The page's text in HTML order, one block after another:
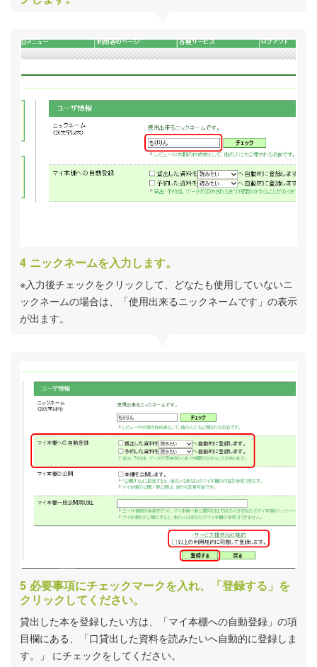
ニックネームを入力します。
※入力後チェックをクリックして、どなたも使用していないニ
ックネームの場合は、「使用出来るニックネームです」の表示
が出ます。
必要事項にチェックマークを入れ、「登録する」を
クリックしてください。
貸出した本を登録したい方は、「マイ本棚への自動登録」の項
目欄にある、「口貸出した資料を読みたいへ自動的に登録しま
す。」 にチェックをしてください。